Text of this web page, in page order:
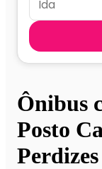
Ônibus
Posto